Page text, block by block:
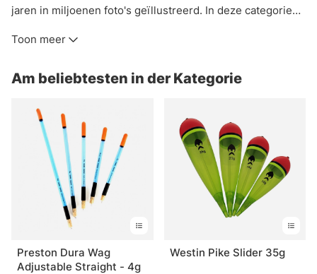
jaren in miljoenen foto's geïllustreerd. In deze categorie
gevoelige specimen dobbers tot storende roofvisdobbers
trollen op snoek.
Toon meer
Am beliebtesten in der Kategorie
Preston Dura Wag
Adjustable Straight - 4g
Westin Pike Slider 35g